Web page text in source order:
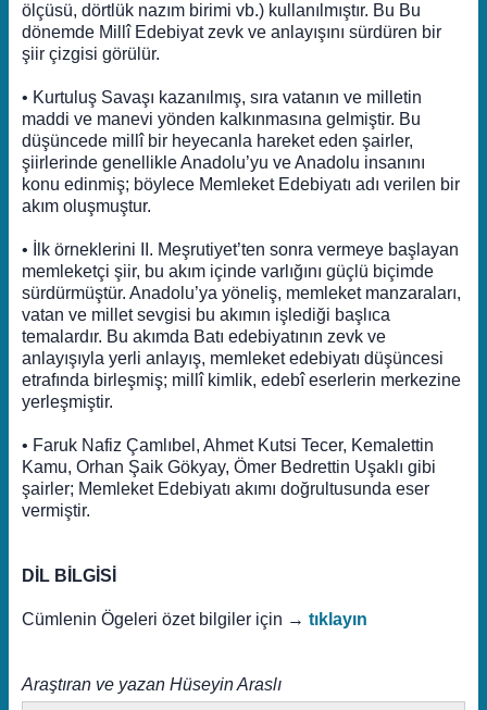
ölçüsü, dörtlük nazım birimi vb.) kullanılmıştır. Bu Bu
dönemde Millî Edebiyat zevk ve anlayışını sürdüren bir
şiir çizgisi görülür.
• Kurtuluş Savaşı kazanılmış, sıra vatanın ve milletin
maddi ve manevi yönden kalkınmasına gelmiştir. Bu
düşüncede millî bir heyecanla hareket eden şairler,
şiirlerinde genellikle Anadolu’yu ve Anadolu insanını
konu edinmiş; böylece Memleket Edebiyatı adı verilen bir
akım oluşmuştur.
• İlk örneklerini II. Meşrutiyet’ten sonra vermeye başlayan
memleketçi şiir, bu akım içinde varlığını güçlü biçimde
sürdürmüştür. Anadolu’ya yöneliş, memleket manzaraları,
vatan ve millet sevgisi bu akımın işlediği başlıca
temalardır. Bu akımda Batı edebiyatının zevk ve
anlayışıyla yerli anlayış, memleket edebiyatı düşüncesi
etrafında birleşmiş; millî kimlik, edebî eserlerin merkezine
yerleşmiştir.
• Faruk Nafiz Çamlıbel, Ahmet Kutsi Tecer, Kemalettin
Kamu, Orhan Şaik Gökyay, Ömer Bedrettin Uşaklı gibi
şairler; Memleket Edebiyatı akımı doğrultusunda eser
vermiştir.
DİL BİLGİSİ
Cümlenin Ögeleri özet bilgiler için → tıklayın
Araştıran ve yazan Hüseyin Araslı